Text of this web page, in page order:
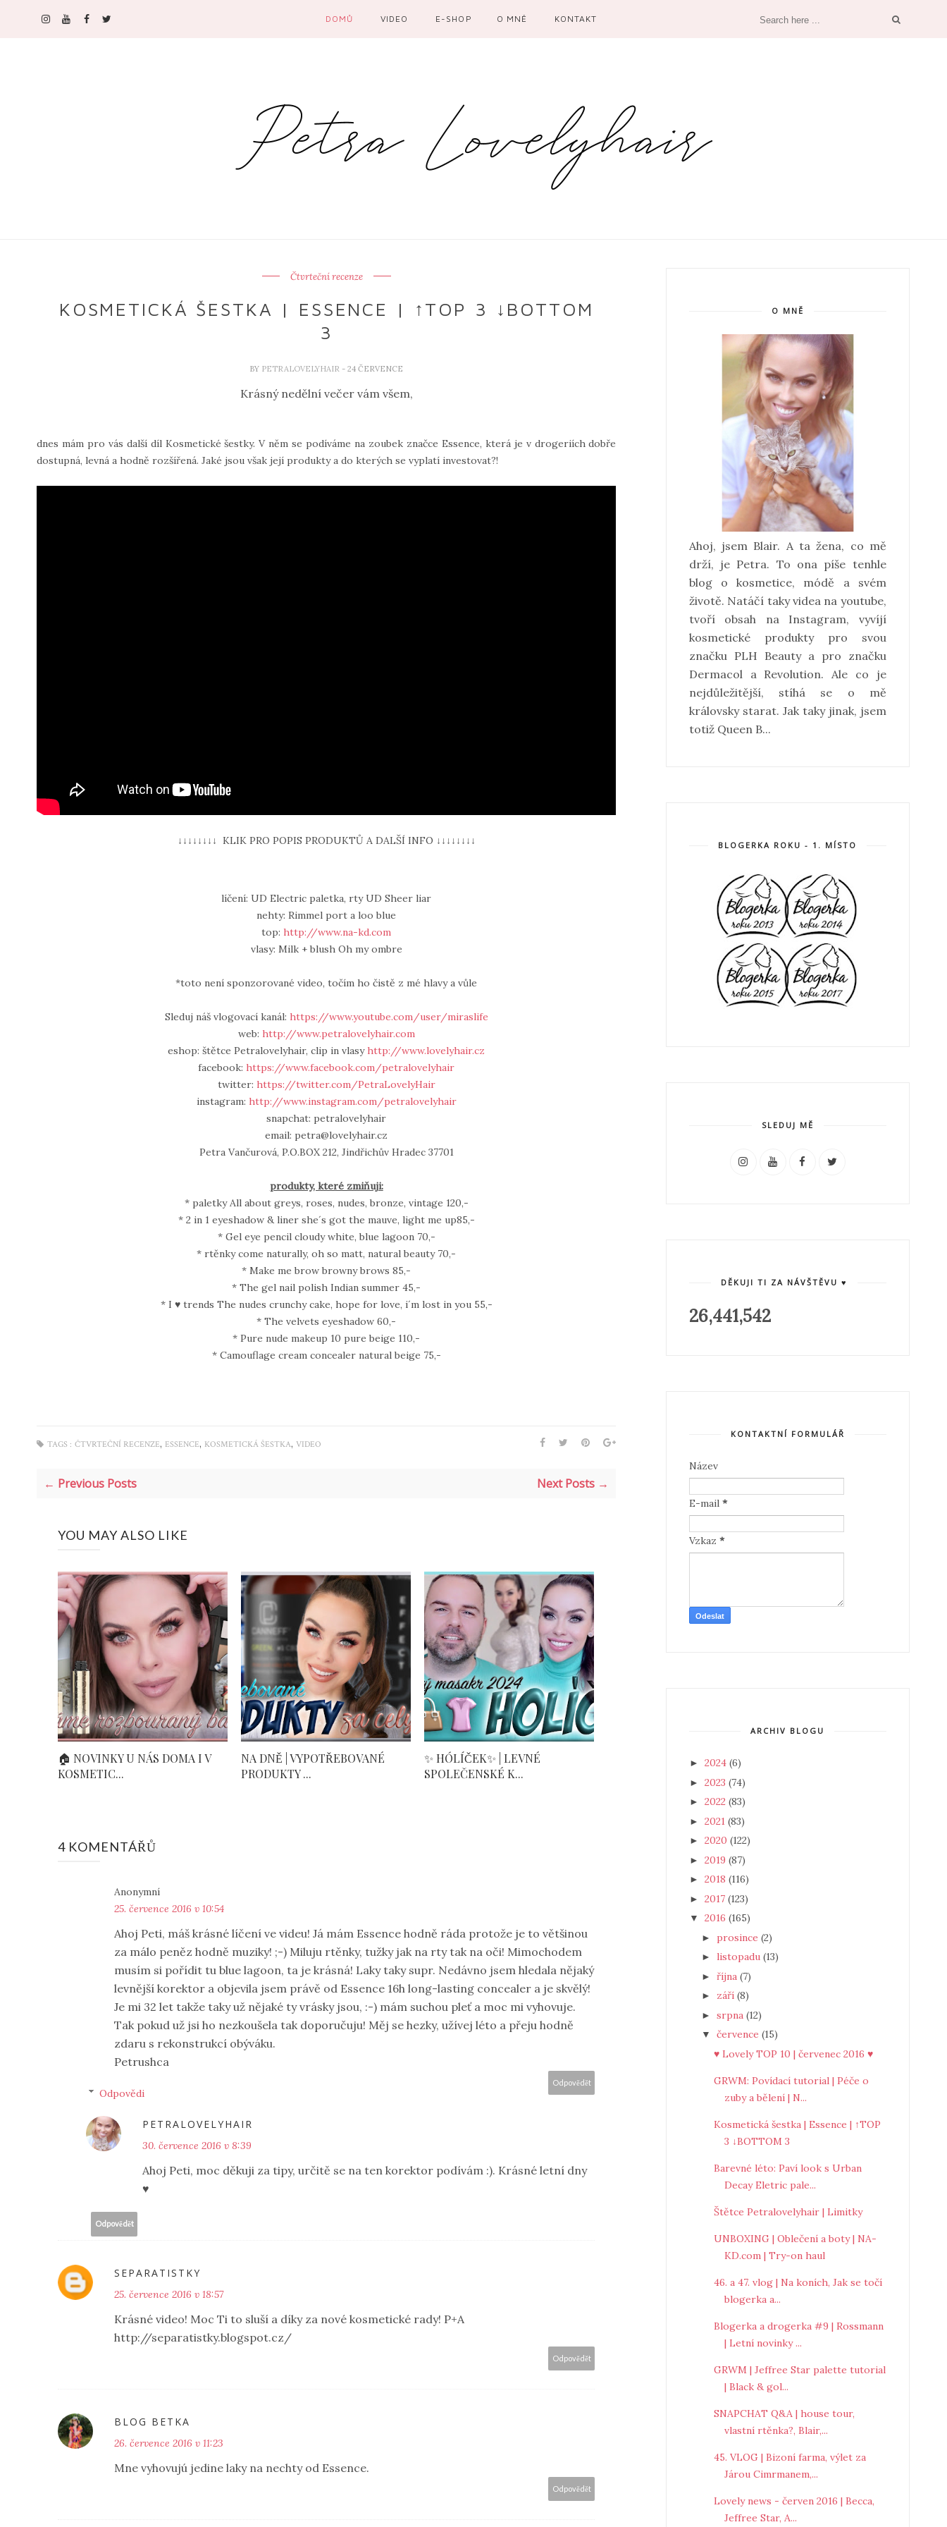
DOMŮ VIDEO E-SHOP O MNĚ KONTAKT
Čtvrteční recenze
KOSMETICKÁ ŠESTKA | ESSENCE | ↑TOP 3 ↓BOTTOM
3
BY PETRALOVELYHAIR - 24 ČERVENCE
Krásný nedělní večer vám všem,
dnes mám pro vás další díl Kosmetické šestky. V něm se podíváme na zoubek značce Essence, která je v drogeriích dobře
dostupná, levná a hodně rozšířená. Jaké jsou však její produkty a do kterých se vyplatí investovat?!
↓↓↓↓↓↓↓↓ KLIK PRO POPIS PRODUKTŮ A DALŠÍ INFO ↓↓↓↓↓↓↓↓
líčení: UD Electric paletka, rty UD Sheer liar
nehty: Rimmel port a loo blue
top:http://www.na-kd.com
vlasy: Milk + blush Oh my ombre
*toto není sponzorované video, točím ho čistě z mé hlavy a vůle
Sleduj náš vlogovací kanál: https://www.youtube.com/user/miraslife
web: http://www.petralovelyhair.com
eshop: štětce Petralovelyhair, clip in vlasyhttp://www.lovelyhair.cz
facebook:https://www.facebook.com/petralovelyhair
twitter: https://twitter.com/PetraLovelyHair
instagram: http://www.instagram.com/petralovelyhair
snapchat: petralovelyhair
email: petra@lovelyhair.cz
Petra Vančurová, P.O.BOX 212, Jindřichův Hradec 37701
produkty, které zmiňuji:
* paletky All about greys, roses, nudes, bronze, vintage 120,-
* 2 in 1 eyeshadow & liner she´s got the mauve, light me up85,-
* Gel eye pencil cloudy white, blue lagoon 70,-
* rtěnky come naturally, oh so matt, natural beauty 70,-
* Make me brow browny brows 85,-
* The gel nail polish Indian summer 45,-
* I ♥ trends The nudes crunchy cake, hope for love, i´m lost in you 55,-
* The velvets eyeshadow 60,-
* Pure nude makeup 10 pure beige 110,-
* Camouflage cream concealer natural beige 75,-
TAGS : ČTVRTEČNÍ RECENZE, ESSENCE, KOSMETICKÁ ŠESTKA, VIDEO
← Previous Posts Next Posts →
YOU MAY ALSO LIKE
🏠 NOVINKY U NÁS DOMA I V
KOSMETIC...
NA DNĚ | VYPOTŘEBOVANÉ
PRODUKTY ...
✨ HÓLÍČEK✨ | LEVNÉ
SPOLEČENSKÉ K...
4 KOMENTÁŘŮ
Anonymní
25. července 2016 v 10:54
Ahoj Peti, máš krásné líčení ve videu! Já mám Essence hodně ráda protože je to většinou
za málo peněz hodně muziky! ;-) Miluju rtěnky, tužky jak na rty tak na oči! Mimochodem
musím si pořídit tu blue lagoon, ta je krásná! Laky taky supr. Nedávno jsem hledala nějaký
levnější korektor a objevila jsem právě od Essence 16h long-lasting concealer a je skvělý!
Je mi 32 let takže taky už nějaké ty vrásky jsou, :-) mám suchou pleť a moc mi vyhovuje.
Tak pokud už jsi ho nezkoušela tak doporučuju! Měj se hezky, užívej léto a přeju hodně
zdaru s rekonstrukcí obýváku.
Petrushca
Odpovědět
Odpovědi
PETRALOVELYHAIR
30. července 2016 v 8:39
Ahoj Peti, moc děkuji za tipy, určitě se na ten korektor podívám :). Krásné letní dny
♥
Odpovědět
SEPARATISTKY
25. července 2016 v 18:57
Krásné video! Moc Ti to sluší a díky za nové kosmetické rady! P+A
http://separatistky.blogspot.cz/
Odpovědět
BLOG BETKA
26. července 2016 v 11:23
Mne vyhovujú jedine laky na nechty od Essence.
Odpovědět
O MNĚ
Ahoj, jsem Blair. A ta žena, co mě
drží, je Petra. To ona píše tenhle
blog o kosmetice, módě a svém
životě. Natáčí taky videa na youtube,
tvoří obsah na Instagram, vyvíjí
kosmetické produkty pro svou
značku PLH Beauty a pro značku
Dermacol a Revolution. Ale co je
nejdůležitější, stíhá se o mě
královsky starat. Jak taky jinak, jsem
totiž Queen B...
BLOGERKA ROKU - 1. MÍSTO
SLEDUJ MĚ
DĚKUJI TI ZA NÁVŠTĚVU ♥
26,441,542
KONTAKTNÍ FORMULÁŘ
Název
E-mail *
Vzkaz *
ARCHIV BLOGU
► 2024 (6)
► 2023 (74)
► 2022 (83)
► 2021 (83)
► 2020 (122)
► 2019 (87)
► 2018 (116)
► 2017 (123)
▼ 2016 (165)
► prosince (2)
► listopadu (13)
► října (7)
► září (8)
► srpna (12)
▼ července (15)
♥ Lovely TOP 10 | červenec 2016 ♥
GRWM: Povídací tutorial | Péče o
zuby a bělení | N...
Kosmetická šestka | Essence | ↑TOP
3 ↓BOTTOM 3
Barevné léto: Paví look s Urban
Decay Eletric pale...
Štětce Petralovelyhair | Limitky
UNBOXING | Oblečení a boty | NA-
KD.com | Try-on haul
46. a 47. vlog | Na koních, Jak se točí
blogerka a...
Blogerka a drogerka #9 | Rossmann
| Letní novinky ...
GRWM | Jeffree Star palette tutorial
| Black & gol...
SNAPCHAT Q&A | house tour,
vlastní rtěnka?, Blair,...
45. VLOG | Bizoní farma, výlet za
Járou Cimrmanem,...
Lovely news - červen 2016 | Becca,
Jeffree Star, A...